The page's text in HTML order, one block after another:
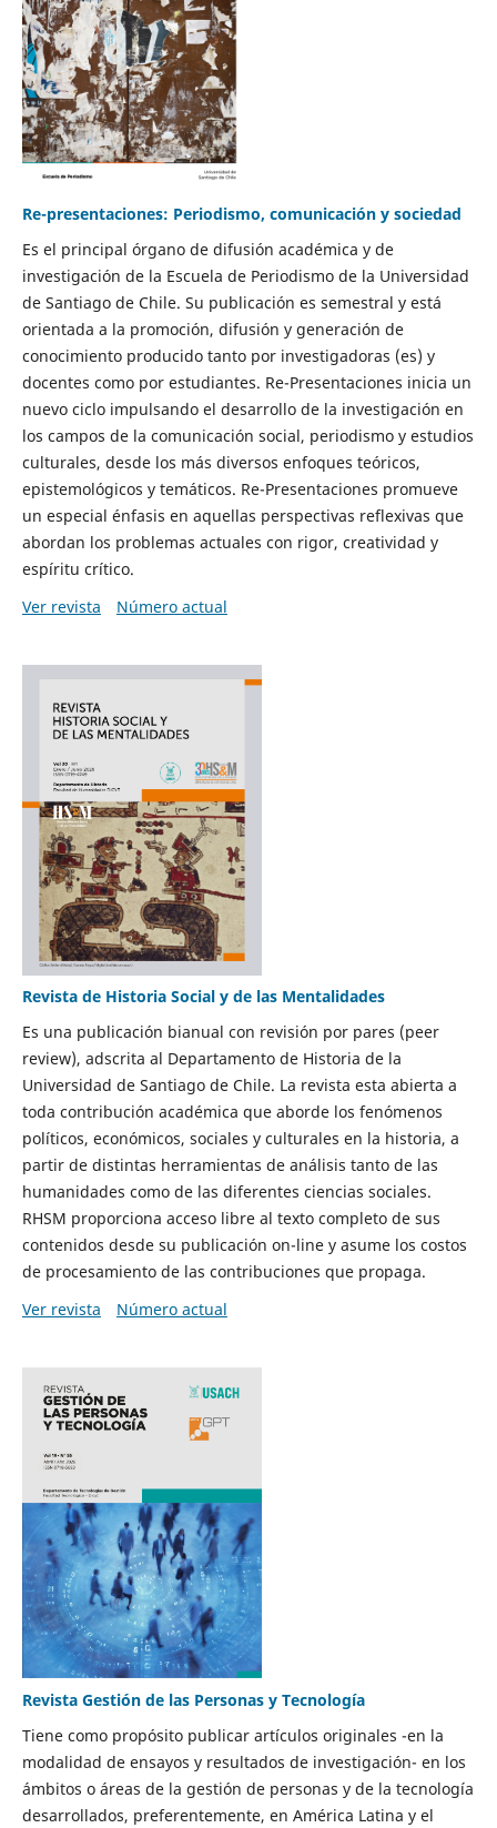
Re-presentaciones: Periodismo, comunicación y sociedad
Es el principal órgano de difusión académica y de
investigación de la Escuela de Periodismo de la Universidad
de Santiago de Chile. Su publicación es semestral y está
orientada a la promoción, difusión y generación de
conocimiento producido tanto por investigadoras (es) y
docentes como por estudiantes. Re-Presentaciones inicia un
nuevo ciclo impulsando el desarrollo de la investigación en
los campos de la comunicación social, periodismo y estudios
culturales, desde los más diversos enfoques teóricos,
epistemológicos y temáticos. Re-Presentaciones promueve
un especial énfasis en aquellas perspectivas reflexivas que
abordan los problemas actuales con rigor, creatividad y
espíritu crítico.
Ver revista
Número actual
Revista de Historia Social y de las Mentalidades
Es una publicación bianual con revisión por pares (peer
review), adscrita al Departamento de Historia de la
Universidad de Santiago de Chile. La revista esta abierta a
toda contribución académica que aborde los fenómenos
políticos, económicos, sociales y culturales en la historia, a
partir de distintas herramientas de análisis tanto de las
humanidades como de las diferentes ciencias sociales.
RHSM proporciona acceso libre al texto completo de sus
contenidos desde su publicación on-line y asume los costos
de procesamiento de las contribuciones que propaga.
Ver revista
Número actual
Revista Gestión de las Personas y Tecnología
Tiene como propósito publicar artículos originales -en la
modalidad de ensayos y resultados de investigación- en los
ámbitos o áreas de la gestión de personas y de la tecnología
desarrollados, preferentemente, en América Latina y el